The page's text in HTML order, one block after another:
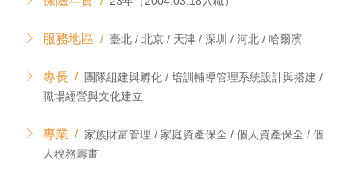
服務地區 / 臺北 / 北京 / 天津 / 深圳 / 河北 / 哈爾濱
專長 / 團隊組建與孵化 / 培訓輔導管理系統設計與搭建 /
職場經營與文化建立
專業 / 家族財富管理 / 家庭資產保全 / 個人資產保全 / 個
人稅務籌畫